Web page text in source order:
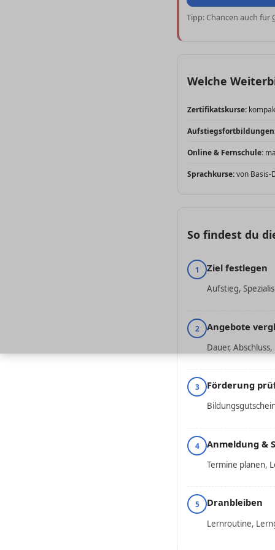
Tipp: Chancen auch für
Welche
Zertifikatskurse:
Online & Fernschule:
Sprachkurse:von Basis-
So findest du
1 Ziel festlegen
Aufstieg,
2 Angebote
Dauer,
3 Förderung
4 Anmeldung &
Termine planen,
5 Dranbleiben
Lernroutine,